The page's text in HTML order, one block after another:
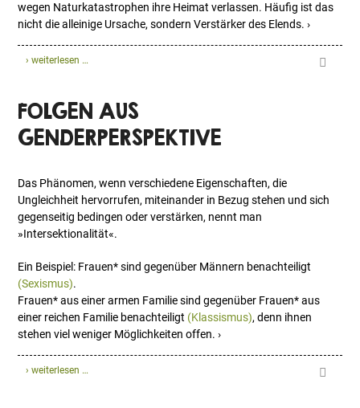
wegen Naturkatastrophen ihre Heimat verlassen. Häufig ist das
nicht die alleinige Ursache, sondern Verstärker des Elends. ›
› weiterlesen …
FOLGEN AUS
GENDERPERSPEKTIVE
Das Phänomen, wenn verschiedene Eigenschaften, die
Ungleichheit hervorrufen, miteinander in Bezug stehen und sich
gegenseitig bedingen oder verstärken, nennt man
»Intersektionalität«.
Ein Beispiel: Frauen* sind gegenüber Männern benachteiligt
(Sexismus).
Frauen* aus einer armen Familie sind gegenüber Frauen* aus
einer reichen Familie benachteiligt (Klassismus), denn ihnen
stehen viel weniger Möglichkeiten offen. ›
› weiterlesen …